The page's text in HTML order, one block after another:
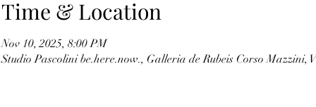
Time & Location
Nov 10, 2025, 8:00 PM
Studio Pascolini be.here.now., Galleria de Rubeis Corso